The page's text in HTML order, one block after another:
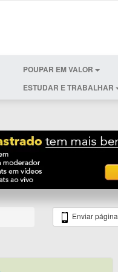
POUPAR EM VALOR
ESTUDAR E TRABALHAR
Enviar página